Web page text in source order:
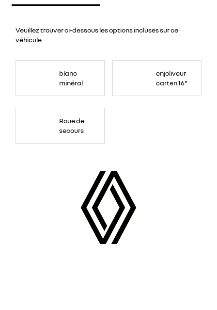
Veuillez trouver ci-dessous les options incluses sur ce
véhicule
blanc
minéral
enjoliveur
carten 16"
Roue de
secours